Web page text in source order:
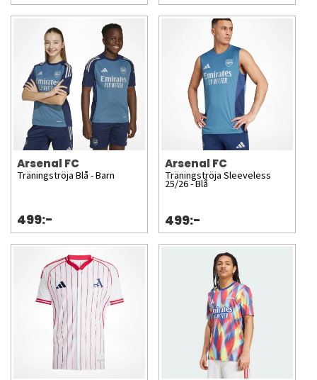
Arsenal FC
Träningströja Blå - Barn
499:-
Arsenal FC
Träningströja Sleeveless
25/26 - Blå
499:-